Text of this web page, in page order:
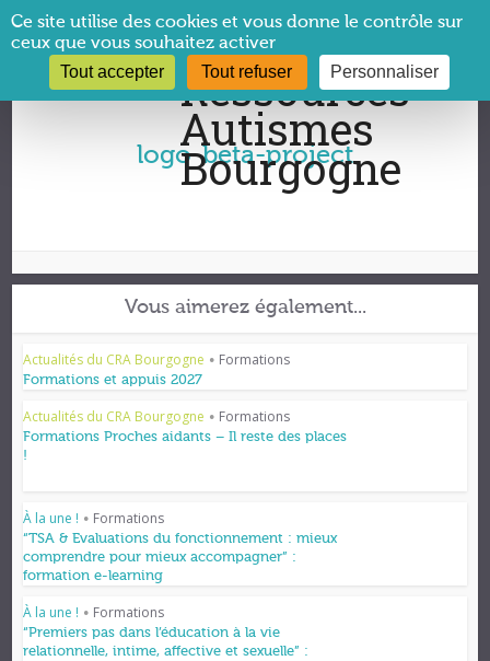
Vous êtes ici :CRA Bourgogne→logo-beta-project
logo-beta-project
Vous aimerez également...
Actualités du CRA Bourgogne • Formations
Formations et appuis 2027
Actualités du CRA Bourgogne • Formations
Formations Proches aidants – Il reste des places
!
À la une ! • Formations
“TSA & Evaluations du fonctionnement : mieux
comprendre pour mieux accompagner” :
formation e-learning
À la une ! • Formations
“Premiers pas dans l’éducation à la vie
relationnelle, intime, affective et sexuelle” :
Panneau de gestion des cookies
Ce site utilise des cookies et vous donne le contrôle sur
ceux que vous souhaitez activer
Tout accepter Tout refuser Personnaliser